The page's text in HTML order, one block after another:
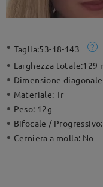
Taglia:53-18-143
Larghezza totale:129
Dimensione
Materiale:Tr
Peso: 12g
Bifocale /
Cerniera a molla: No